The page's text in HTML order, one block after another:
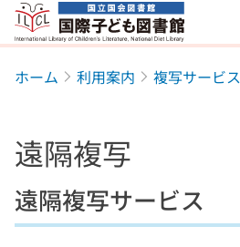
本文へ移動
ホーム 利用案内 複写サービス
遠隔複写
遠隔複写サービス